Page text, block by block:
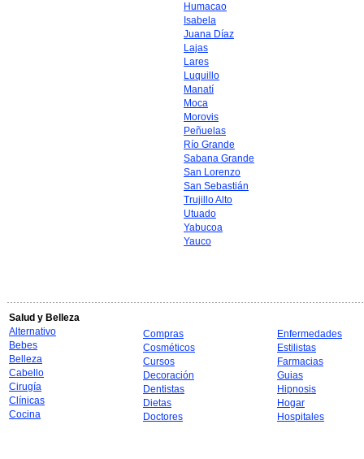
Humacao
Isabela
Juana Díaz
Lajas
Lares
Luquillo
Manatí
Moca
Morovis
Peñuelas
Río Grande
Sabana Grande
San Lorenzo
San Sebastián
Trujillo Alto
Utuado
Yabucoa
Yauco
Salud y Belleza
Alternativo
Bebes
Belleza
Cabello
Cirugía
Clínicas
Cocina
Compras
Cosméticos
Cursos
Decoración
Dentistas
Dietas
Doctores
Enfermedades
Estilistas
Farmacias
Guias
Hipnosis
Hogar
Hospitales